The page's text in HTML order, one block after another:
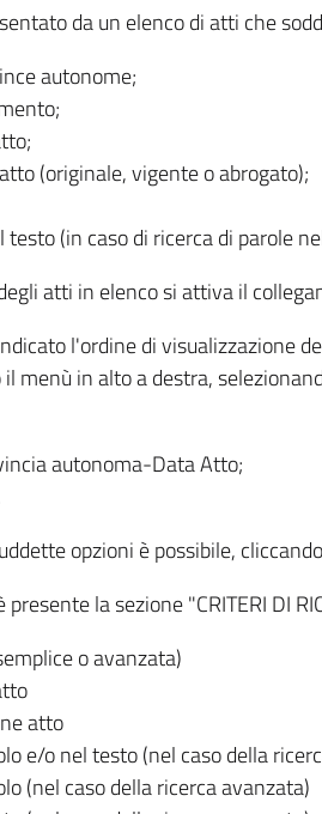
da un elenco di atti che
autonome;
(originale, vigente o abrogato);
(in caso di ricerca di parole
atti in elenco si attiva il
l'ordine di visualizzazione
menù in alto a destra,
autonoma-Data Atto;
opzioni è possibile,
presente la sezione "CRITERI DI
o avanzata)
atto
e/o nel testo (nel caso della
(nel caso della ricerca avanzata)